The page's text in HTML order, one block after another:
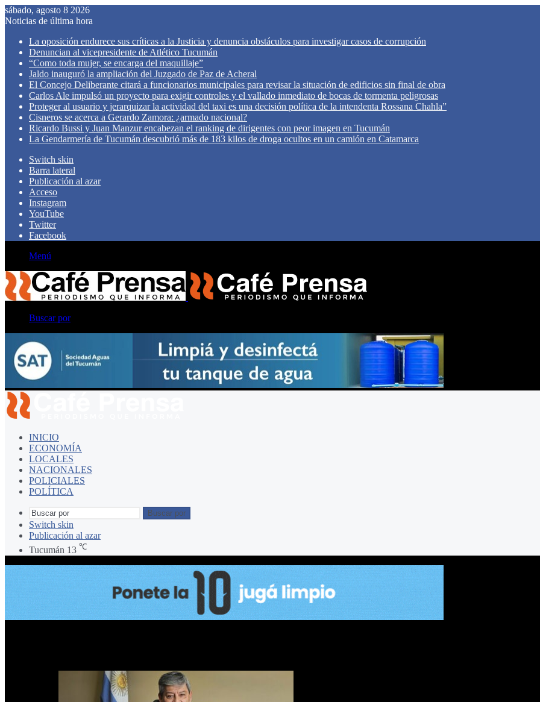
sábado, agosto 8 2026
Noticias de última hora
La oposición endurece sus críticas a la Justicia y denuncia obstáculos para investigar casos de corrupción
Denuncian al vicepresidente de Atlético Tucumán
“Como toda mujer, se encarga del maquillaje”
Jaldo inauguró la ampliación del Juzgado de Paz de Acheral
El Concejo Deliberante citará a funcionarios municipales para revisar la situación de edificios sin final de obra
Carlos Ale impulsó un proyecto para exigir controles y el vallado inmediato de bocas de tormenta peligrosas
Proteger al usuario y jerarquizar la actividad del taxi es una decisión política de la intendenta Rossana Chahla”
Cisneros se acerca a Gerardo Zamora: ¿armado nacional?
Ricardo Bussi y Juan Manzur encabezan el ranking de dirigentes con peor imagen en Tucumán
La Gendarmería de Tucumán descubrió más de 183 kilos de droga ocultos en un camión en Catamarca
Switch skin
Barra lateral
Publicación al azar
Acceso
Instagram
YouTube
Twitter
Facebook
Menú
Buscar por
INICIO
ECONOMÍA
LOCALES
NACIONALES
POLICIALES
POLÍTICA
Buscar por
Switch skin
Publicación al azar
Tucumán 13 ℃